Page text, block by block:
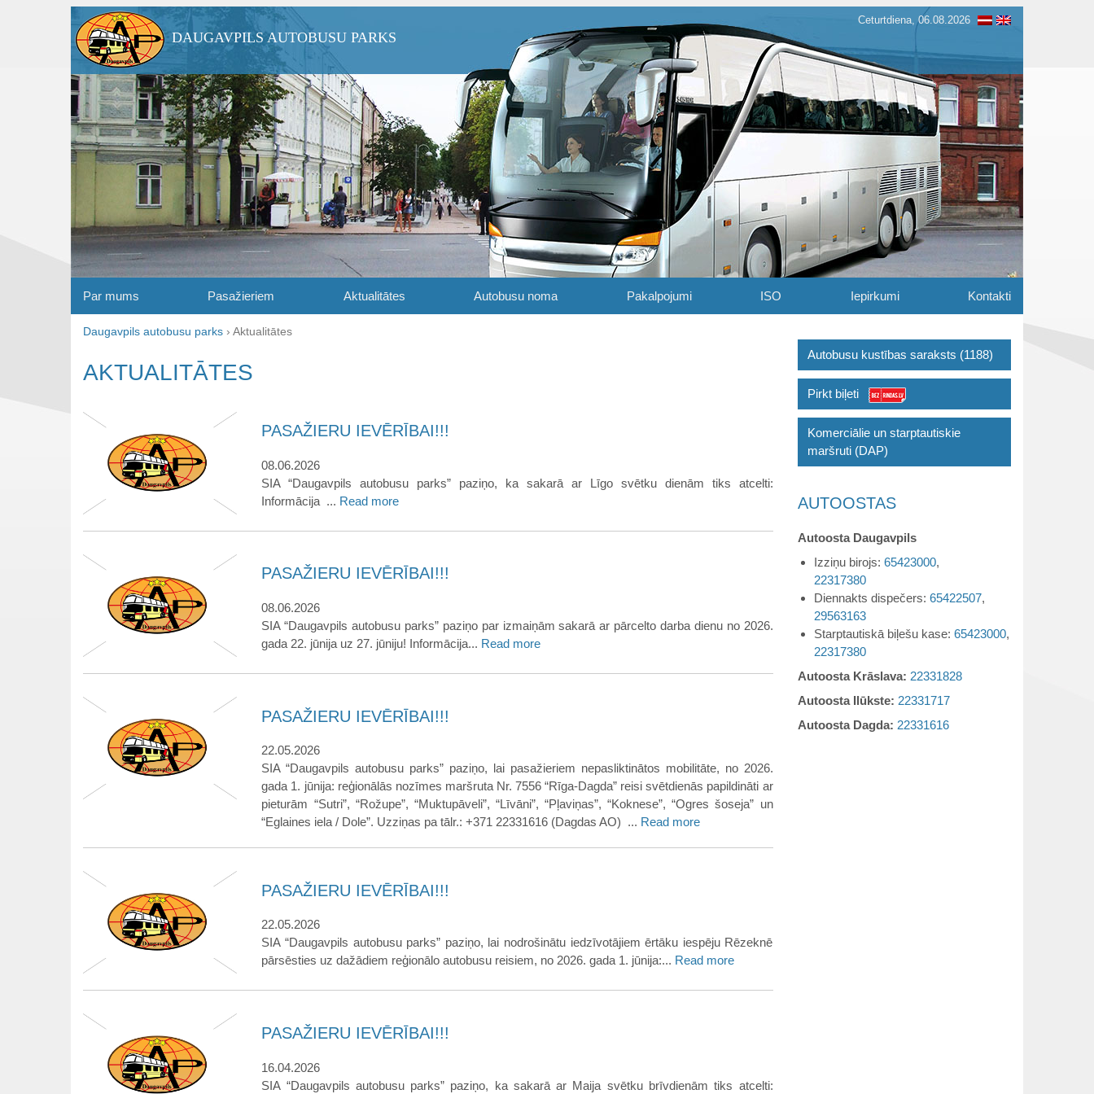
Ceturtdiena, 06.08.2026
DAUGAVPILS AUTOBUSU PARKS
Par mums Pasažieriem Aktualitātes Autobusu noma Pakalpojumi ISO Iepirkumi Kontakti
Daugavpils autobusu parks › Aktualitātes
AKTUALITĀTES
PASAŽIERU IEVĒRĪBAI!!!
08.06.2026
SIA “Daugavpils autobusu parks” paziņo, ka sakarā ar Līgo svētku dienām tiks atcelti:
Informācija ... Read more
PASAŽIERU IEVĒRĪBAI!!!
08.06.2026
SIA “Daugavpils autobusu parks” paziņo par izmaiņām sakarā ar pārcelto darba dienu no 2026.
gada 22. jūnija uz 27. jūniju! Informācija... Read more
PASAŽIERU IEVĒRĪBAI!!!
22.05.2026
SIA “Daugavpils autobusu parks” paziņo, lai pasažieriem nepasliktinātos mobilitāte, no 2026.
gada 1. jūnija: reģionālās nozīmes maršruta Nr. 7556 “Rīga-Dagda” reisi svētdienās papildināti ar
pieturām “Sutri”, “Rožupe”, “Muktupāveli”, “Līvāni”, “Pļaviņas”, “Koknese”, “Ogres šoseja” un
“Eglaines iela / Dole”. Uzziņas pa tālr.: +371 22331616 (Dagdas AO) ... Read more
PASAŽIERU IEVĒRĪBAI!!!
22.05.2026
SIA “Daugavpils autobusu parks” paziņo, lai nodrošinātu iedzīvotājiem ērtāku iespēju Rēzeknē
pārsēsties uz dažādiem reģionālo autobusu reisiem, no 2026. gada 1. jūnija:... Read more
PASAŽIERU IEVĒRĪBAI!!!
16.04.2026
SIA “Daugavpils autobusu parks” paziņo, ka sakarā ar Maija svētku brīvdienām tiks atcelti:
Autobusu kustības saraksts (1188)
Pirkt biļeti
Komerciālie un starptautiskie
maršruti (DAP)
AUTOOSTAS
Autoosta Daugavpils
Izziņu birojs: 65423000,
22317380
Diennakts dispečers: 65422507,
29563163
Starptautiskā biļešu kase: 65423000,
22317380
Autoosta Krāslava: 22331828
Autoosta Ilūkste: 22331717
Autoosta Dagda: 22331616